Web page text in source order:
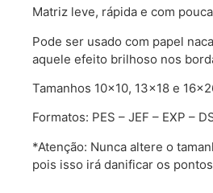
Matriz leve, rápida e com
Pode ser usado com papel
aquele efeito brilhoso nos
Tamanhos 10×10, 13×18 e
Formatos: PES – JEF – EXP –
*Atenção: Nunca altere o
pois isso irá danificar os